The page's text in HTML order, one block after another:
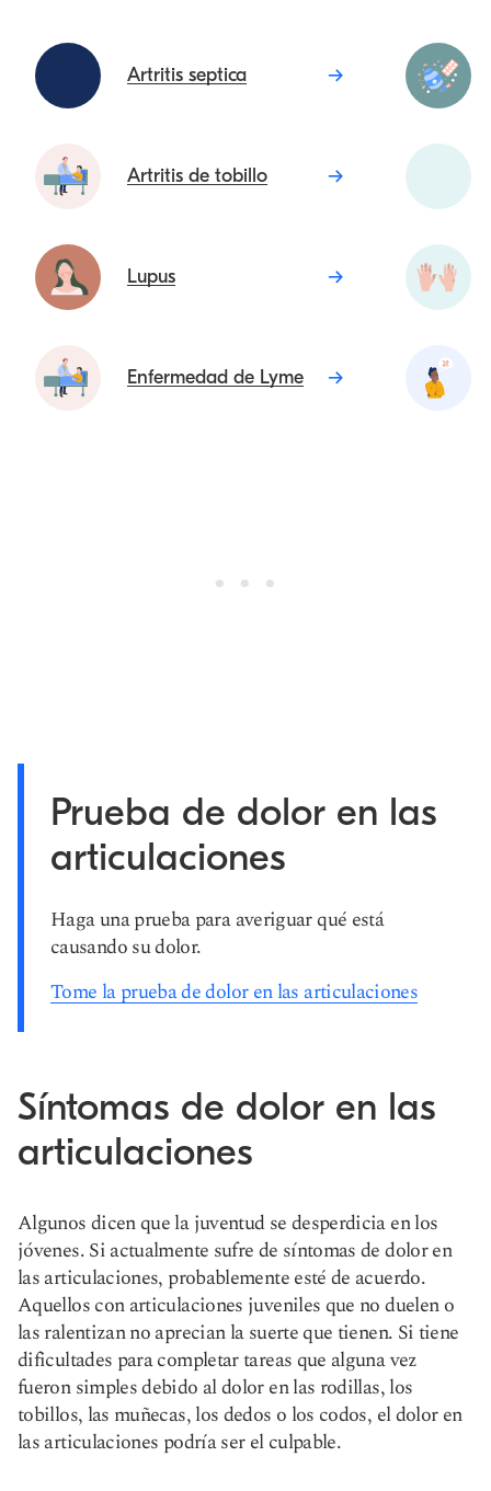
Artritis septica
Artritis de tobillo
Lupus
Enfermedad de Lyme
Prueba de dolor en las
articulaciones
Haga una prueba para averiguar qué está
causando su dolor.
Tome la prueba de dolor en las articulaciones
Síntomas de dolor en las
articulaciones
Algunos dicen que la juventud se desperdicia en los
jóvenes. Si actualmente sufre de síntomas de dolor en
las articulaciones, probablemente esté de acuerdo.
Aquellos con articulaciones juveniles que no duelen o
las ralentizan no aprecian la suerte que tienen. Si tiene
dificultades para completar tareas que alguna vez
fueron simples debido al dolor en las rodillas, los
tobillos, las muñecas, los dedos o los codos, el dolor en
las articulaciones podría ser el culpable.